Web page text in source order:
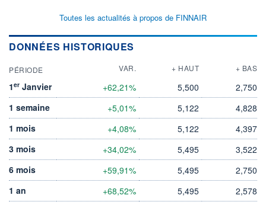
Toutes les actualités à propos de FINNAIR
DONNÉES HISTORIQUES
PÉRIODE VAR. + HAUT + BAS
1er Janvier +62,21% 5,500
2,750
1 semaine
+5,01% 5,122
4,828
1 mois
+4,08% 5,122
4,397
3 mois
+34,02% 5,495
3,522
6 mois
+59,91% 5,495
2,750
1 an
+68,52% 5,495
2,578